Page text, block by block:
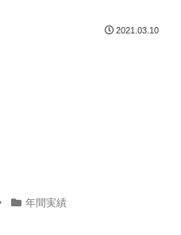
2021.03.10
年間実績